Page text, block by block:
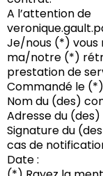
A l’attention de
Je/nous (*)
ma/notre (*)
prestation de
Commandé le
Nom du (des)
Adresse du
Signature du
cas de
Date :